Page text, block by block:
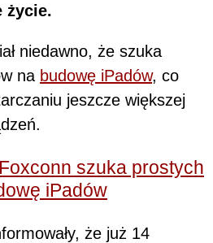
życie.
niedawno, że szuka
na budowę iPadów, co
jeszcze większej
Foxconn szuka prostych
iPadów
że już 14